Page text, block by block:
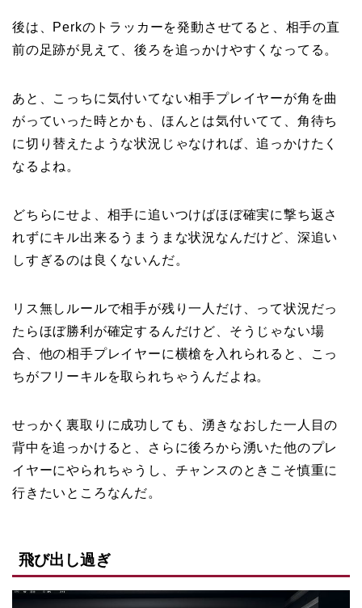
後は、Perkのトラッカーを発動させてると、相手の直
前の足跡が見えて、後ろを追っかけやすくなってる。
あと、こっちに気付いてない相手プレイヤーが角を曲
がっていった時とかも、ほんとは気付いてて、角待ち
に切り替えたような状況じゃなければ、追っかけたく
なるよね。
どちらにせよ、相手に追いつけばほぼ確実に撃ち返さ
れずにキル出来るうまうまな状況なんだけど、深追い
しすぎるのは良くないんだ。
リス無しルールで相手が残り一人だけ、って状況だっ
たらほぼ勝利が確定するんだけど、そうじゃない場
合、他の相手プレイヤーに横槍を入れられると、こっ
ちがフリーキルを取られちゃうんだよね。
せっかく裏取りに成功しても、湧きなおした一人目の
背中を追っかけると、さらに後ろから湧いた他のプレ
イヤーにやられちゃうし、チャンスのときこそ慎重に
行きたいところなんだ。
飛び出し過ぎ